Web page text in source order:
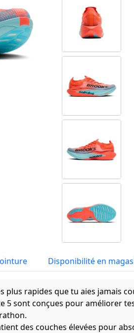
Disponibilité en
plus rapides que tu aies jamais
5 sont conçues pour améliorer
des couches élevées pour